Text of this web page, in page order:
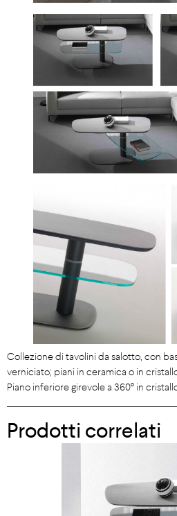
Collezione di tavolini da salotto, con
verniciato; piani in ceramica o in
Piano inferiore girevole a 360° in
Prodotti correlati